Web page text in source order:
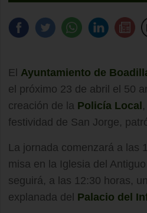
El Ayuntamiento de
el próximo 23 de abril el 50
creación de la Policía Local
festividad de San Jorge,
La jornada comenzará a las
misa en la Iglesia del
seguirá, a las 12:30 horas,
explanada del Palacio del